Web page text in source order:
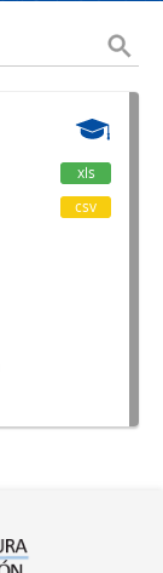
xls
csv